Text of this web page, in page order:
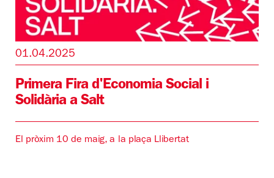
01.04.2025
Primera Fira d'Economia Social i
Solidària a Salt
El pròxim 10 de maig, a la plaça Llibertat